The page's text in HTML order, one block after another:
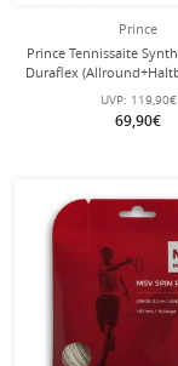
Prince
Prince Tennissaite
Duraflex
200m Rolle
UVP: 119,90€
69,90€